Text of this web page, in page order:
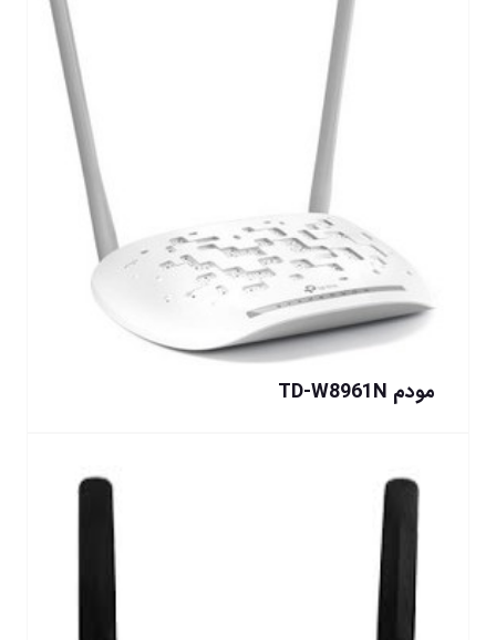
مودم TD-W8961N